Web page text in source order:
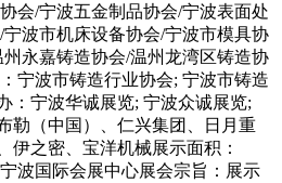
会/宁波五金制品协会/宁波表面处
波市机床设备协会/宁波市模具协
永嘉铸造协会/温州龙湾区铸造协
宁波市铸造行业协会; 宁波市铸造
：宁波华诚展览; 宁波众诚展览;
勒（中国）、仁兴集团、日月重
伊之密、宝洋机械展示面积：
波国际会展中心展会宗旨：展示